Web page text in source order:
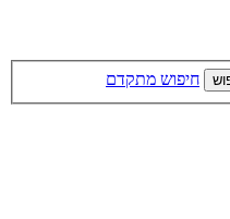
חיפוש מתקדם